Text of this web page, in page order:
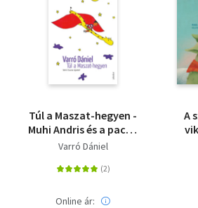
Túl a Maszat-hegyen -
Muhi Andris és a pacák
birodalma
Varró Dániel
Online ár:
A